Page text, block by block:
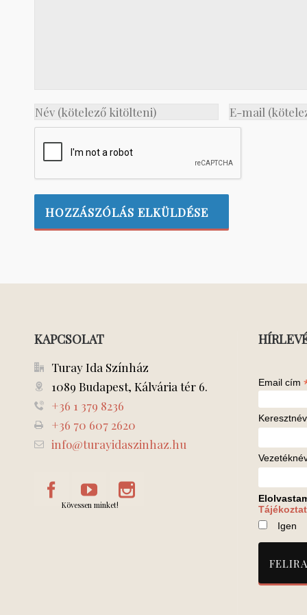
KAPCSOLAT
Turay Ida Színház
1089 Budapest, Kálvária tér 6.
+36 1 379 8236
+36 70 607 2620
info@turayidaszinhaz.hu
Kövessen minket!
Email cím
Keresztnév
Igen